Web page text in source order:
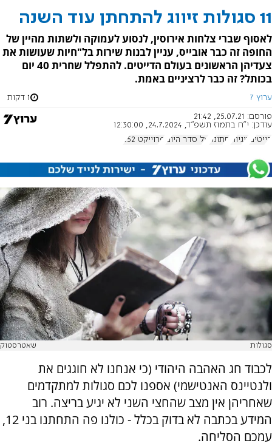
11 סגולות זיווג להתחתן עוד השנה
לאסוף שברי צלחות אירוסין, לנסוע לעמוקה ולשתות מהיין של
החופה זה כבר אובייס, עניין לבנות שירות בל"חיות שעושות את
צעדיהן הראשונים בעולם הדייטים. להתפלל שחרית 40 יום
בכותל? זה כבר לרציניים באמת.
ערוץ 7 1 דקות
פורסם: 25.07.21, 21:42
עודכן: י"ח בתמוז תשפ"ד, 24.7.2024, 12:30:00
דייטים
זוגיות חתונה על סדר היום פרוייקט 252
סגולות שאטרסטוק
לכבוד חג האהבה היהודי (כי אנחנו לא חוגגים את
ולנטיינס האנטישמי) אספנו לכם סגולות למתקדמים
שאחריהן אין מצב שהחצי השני לא יגיע בריצה. רוב
המידע בכתבה לא בדוק בכלל - כולנו פה התחתנו בני 12,
עמכם הסליחה.